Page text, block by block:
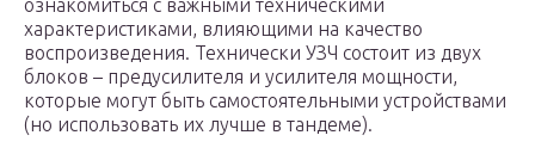
ознакомиться с важными техническими
характеристиками, влияющими на качество
воспроизведения. Технически УЗЧ состоит из двух
блоков – предусилителя и усилителя мощности,
которые могут быть самостоятельными устройствами
(но использовать их лучше в тандеме).